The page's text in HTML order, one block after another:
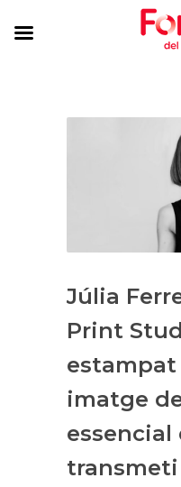
Júlia
Print
estampat
imatge
essencial
transmeti